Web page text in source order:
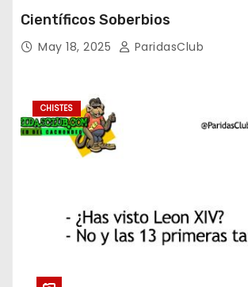
Científicos Soberbios
May 18, 2025 ParidasClub
CHISTES